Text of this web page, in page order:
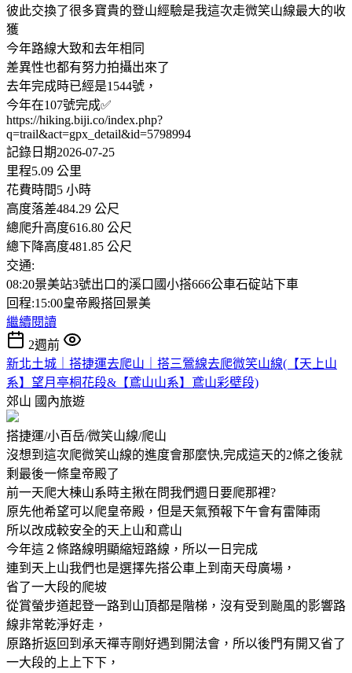
彼此交換了很多寶貴的登山經驗是我這次走微笑山線最大的收
獲
今年路線大致和去年相同
差異性也都有努力拍攝出來了
去年完成時已經是1544號，
今年在107號完成✅
https://hiking.biji.co/index.php?
q=trail&act=gpx_detail&id=5798994
記錄日期2026-07-25
里程5.09 公里
花費時間5 小時
高度落差484.29 公尺
總爬升高度616.80 公尺
總下降高度481.85 公尺
交通:
08:20景美站3號出口的溪口國小搭666公車石碇站下車
回程:15:00皇帝殿搭回景美
繼續閱讀
2週前
新北土城｜搭捷運去爬山｜搭三鶯線去爬微笑山線(【天上山
系】望月亭桐花段&【鳶山山系】鳶山彩壁段)
郊山 國內旅遊
搭捷運/小百岳/微笑山線/爬山
沒想到這次爬微笑山線的進度會那麼快,完成這天的2條之後就
剩最後一條皇帝殿了
前一天爬大棟山系時主揪在問我們週日要爬那裡?
原先他希望可以爬皇帝殿，但是天氣預報下午會有雷陣雨
所以改成較安全的天上山和鳶山
今年這２條路線明顯縮短路線，所以一日完成
連到天上山我們也是選擇先搭公車上到南天母廣場，
省了一大段的爬坡
從賞螢步道起登一路到山頂都是階梯，沒有受到颱風的影響路
線非常乾淨好走，
原路折返回到承天禪寺剛好遇到開法會，所以後門有開又省了
一大段的上上下下，